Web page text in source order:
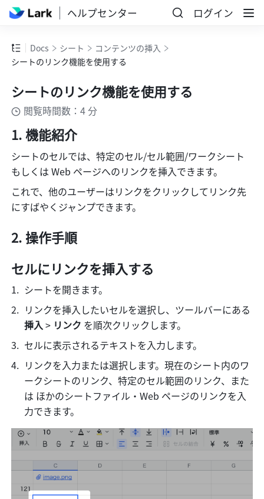
ヘルプセンター ログイン
Docs シート
コンテンツの挿入
シートのリンク機能を使用する
シートのリンク機能を使用する
閲覧時間数：4 分
機能紹介
シートのセルでは、特定のセル/セル範囲/ワークシート
もしくは Web ページへのリンクを挿入できます。
これで、他のユーザーはリンクをクリックしてリンク先
にすばやくジャンプできます。
操作手順
セルにリンクを挿入する
シートを開きます。
挿入 > リンク を順次クリックします。
セルに表示されるテキストを入力します。
リンクを入力または選択します。現在のシート内のワ
ークシートのリンク、特定のセル範囲のリンク、また
は ほかのシートファイル・Web ページのリンクを入
力できます。